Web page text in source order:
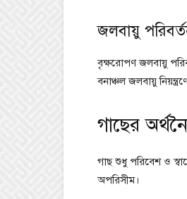
জলবায়ু
বৃক্ষরোপণ জলবায়ু
বনাঞ্চল জলবায়ু
গাছের
গাছ শুধু পরিবেশ ও
অপরিসীম।